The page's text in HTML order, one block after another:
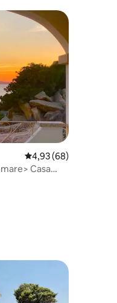
29 recensies
Gemiddelde
4,93 (68)
Casa